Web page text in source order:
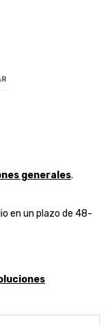
generales.
en un plazo de 48-